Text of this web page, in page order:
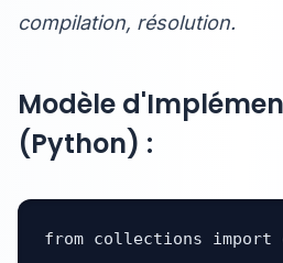
compilation, résolution.
Modèle
(Python) :
from collections import